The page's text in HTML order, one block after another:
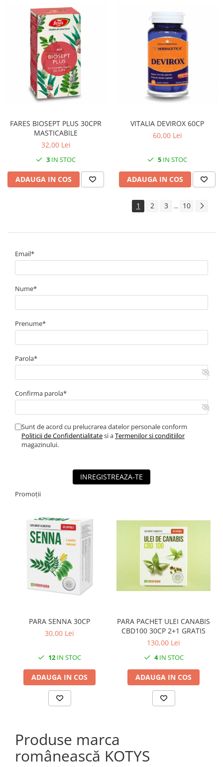
FARES BIOSEPT PLUS 30CPR
MASTICABILE
32,00 Lei
3 IN STOC
ADAUGA IN COS
VITALIA DEVIROX 60CP
60,00 Lei
5 IN STOC
ADAUGA IN COS
1 2 3 ... 10
Email*
Nume*
Prenume*
Parola*
Confirma parola*
Sunt de acord cu prelucrarea datelor personale conform
Politicii de Confidentialitatesi aTermenilor si conditiilor
magazinului.
INREGISTREAZA-TE
Promoții
PARA SENNA 30CP
30,00 Lei
12 IN STOC
ADAUGA IN COS
PARA PACHET ULEI CANABIS
CBD100 30CP 2+1 GRATIS
130,00 Lei
4IN STOC
ADAUGA IN COS
Produse marca
românească KOTYS